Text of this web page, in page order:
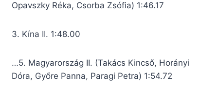
Opavszky Réka, Csorba Zsófia) 1:46.17
3. Kína II. 1:48.00
…5. Magyarország II. (Takács Kincső, Horányi
Dóra, Győre Panna, Paragi Petra) 1:54.72